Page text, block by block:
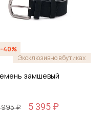
-40%
Эксклюзивно в бутиках
замшевый
995 ₽ 5 395 ₽